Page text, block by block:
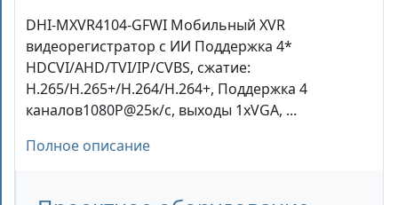
DHI-MXVR4104-GFWI Мобильный XVR
видеорегистратор c ИИ Поддержка 4*
HDCVI/AHD/TVI/IP/CVBS, сжатие:
H.265/H.265+/H.264/H.264+, Поддержка 4
каналов1080P@25к/с, выходы 1xVGA, ...
Полное описание